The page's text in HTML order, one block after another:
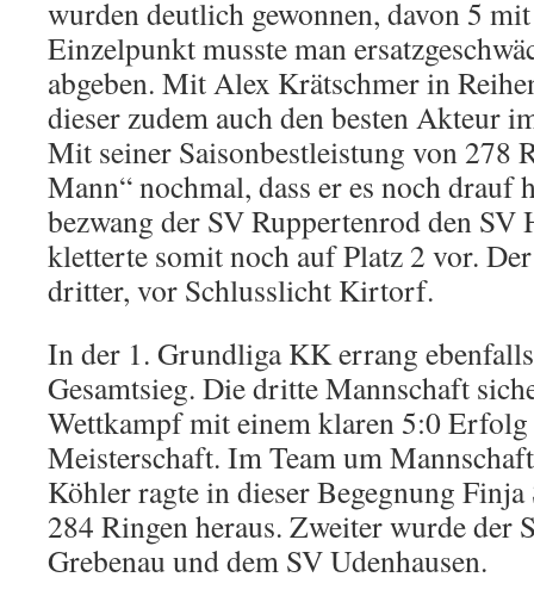
wurden deutlich gewonnen, davon 5
Einzelpunkt musste man
abgeben. Mit Alex Krätschmer in
dieser zudem auch den besten Akteur
Mit seiner Saisonbestleistung von 278
Mann“ nochmal, dass er es noch drauf
bezwang der SV Ruppertenrod den
kletterte somit noch auf Platz 2 vor.
dritter, vor Schlusslicht Kirtorf.
In der 1. Grundliga KK errang
Gesamtsieg. Die dritte Mannschaft
Wettkampf mit einem klaren 5:0 Erfolg
Meisterschaft. Im Team um
Köhler ragte in dieser Begegnung
284 Ringen heraus. Zweiter wurde der
Grebenau und dem SV Udenhausen.